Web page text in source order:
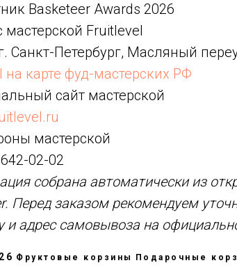
Basketeer Awards 2026
мастерской Fruitlevel
Санкт-Петербург, Масляный
на карте фуд-мастерских РФ
сайт мастерской
мастерской
02-02
собрана автоматически из
Перед заказом рекомендуем
и адрес самовывоза на
Фруктовые корзины Подарочные